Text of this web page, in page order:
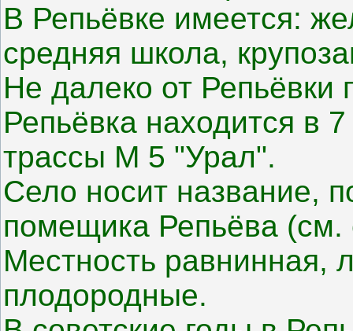
В Репьёвке имеется:
средняя школа,
Не далеко от Репьёвки
Репьёвка находится в
трассы М 5 "Урал".
Село носит название,
помещика Репьёва
Местность равнинная,
плодородные.